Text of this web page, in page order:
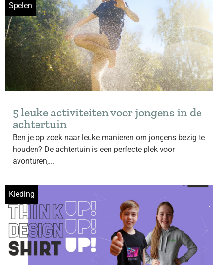
Spelen
5 leuke activiteiten voor jongens in de
achtertuin
Ben je op zoek naar leuke manieren om jongens bezig te
houden? De achtertuin is een perfecte plek voor
avonturen,...
Kleding